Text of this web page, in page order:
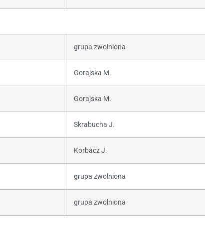
grupa zwolniona
Gorajska M.
Gorajska M.
Skrabucha J.
Korbacz J.
grupa zwolniona
grupa zwolniona